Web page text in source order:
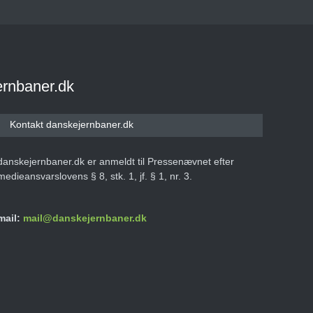
Kontakt danskejernbaner.dk
er anmeldt til Pressenævnet efter
§ 8, stk. 1, jf. § 1, nr. 3.
mail@danskejernbaner.dk